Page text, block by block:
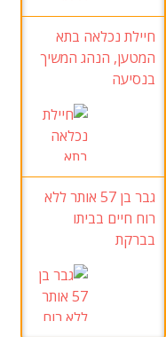
חיילת נכלאה בתא
המטען, הנהג המשיך
בנסיעה
גבר בן 57 אותר ללא
רוח חיים בביתו
בברקת